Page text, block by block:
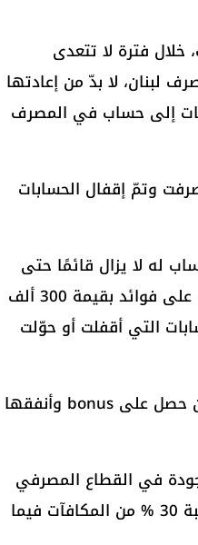
غرامة 30 % على المكافآت، خلال فترة لا تتعدى
لبنان، لا بدّ من إعادتها
إلى حساب في المصرف
مكافآت أعطيت في العام 2019 وسحبت وصرفت وتمّ إقفال الحسابات
له لا يزال قائمًا حتى
اليوم، كأن يكون على سبيل المثال لدى مودع حساب بقيمة مليون دولار وحصل على فوائد بقيمة 300 ألف
من الحساب، أما للحسابات التي أقفلت أو حوّلت
هنا يسأل المصدر المصرفي كيف لن تقتطع ممن أقفل حسابه نسبة 30 % ومن حصل على bonus وأنفقها
في القطاع المصرفي
وهنا يجب أن تعمّم على كل النقاط الموجودة في القانون أو لا يمكن إعادة نسبة 30 % من المكافآت فيما